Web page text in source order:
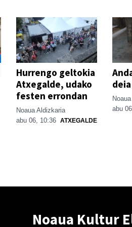
Hurrengo geltokia
Atxegalde, udako
festen errondan
Noaua Aldizkaria
abu 06, 10:36 ATXEGALDE
deia
abu
Noaua Kultur